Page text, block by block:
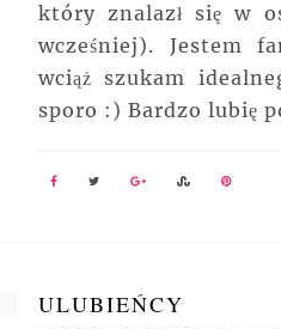
który znalazł się w
wcześniej). Jestem
wciąż szukam
sporo :) Bardzo lubię
ULUBIEŃCY